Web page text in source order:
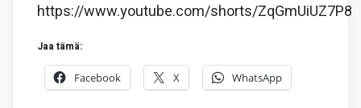
https://www.youtube.com/shorts/ZqGmUiUZ7P8
Jaa tämä:
Facebook X WhatsApp